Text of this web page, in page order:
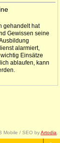
gehandelt hat
Gewissen seine
alarmiert,
Einsätze
ablaufen, kann
Mobile / SEO byArtodia